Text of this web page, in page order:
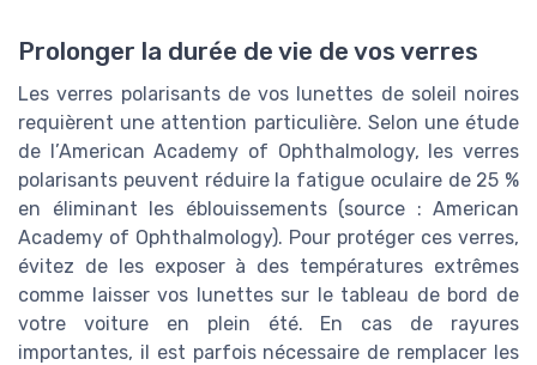
Prolonger la durée de vie de vos verres
Les verres polarisants de vos lunettes de soleil noires
requièrent une attention particulière. Selon une étude
de l’American Academy of Ophthalmology, les verres
polarisants peuvent réduire la fatigue oculaire de 25 %
en éliminant les éblouissements (source : American
Academy of Ophthalmology). Pour protéger ces verres,
évitez de les exposer à des températures extrêmes
comme laisser vos lunettes sur le tableau de bord de
votre voiture en plein été. En cas de rayures
importantes, il est parfois nécessaire de remplacer les